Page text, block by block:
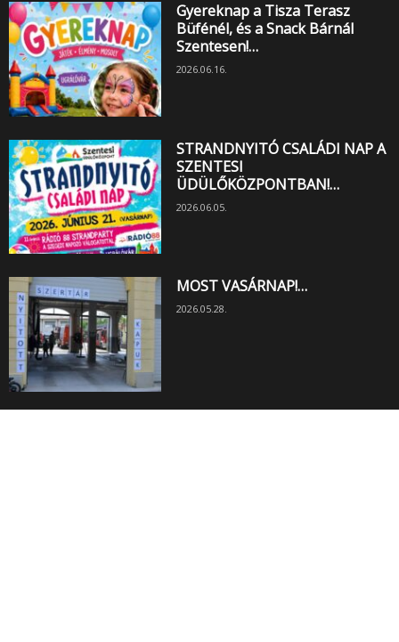
Gyereknap a Tisza Terasz
Büfénél, és a Snack Bárnál
Szentesen!…
2026.06.16.
STRANDNYITÓ CSALÁDI NAP A
SZENTESI
ÜDÜLŐKÖZPONTBAN!…
2026.06.05.
MOST VASÁRNAP!…
2026.05.28.